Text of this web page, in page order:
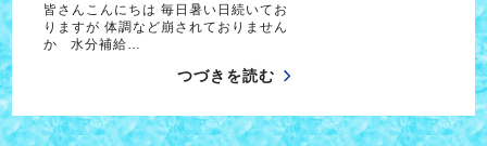
皆さんこんにちは 毎日暑い日続いてお
りますが 体調など崩されておりません
か 水分補給…
つづきを読む